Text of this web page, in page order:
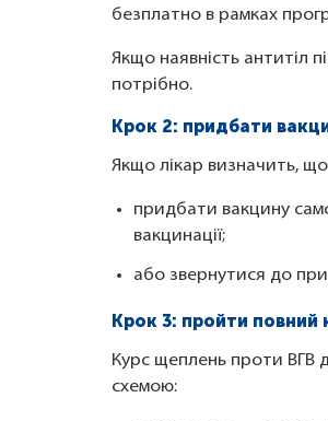
безплатно в рамках
Якщо наявність антитіл
потрібно.
Крок 2: придбати
Якщо лікар визначить,
придбати вакцину
вакцинації;
або звернутися до
Крок 3: пройти повний
Курс щеплень проти ВГВ
схемою: